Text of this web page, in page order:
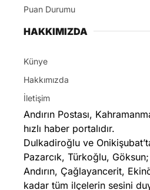
Puan Durumu
HAKKIMIZDA
Künye
Hakkımızda
İletişim
Andırın Postası,
hızlı haber portalıdır.
Dulkadiroğlu ve
Pazarcık, Türkoğlu, Göksun;
Andırın, Çağlayancerit,
kadar tüm ilçelerin sesini